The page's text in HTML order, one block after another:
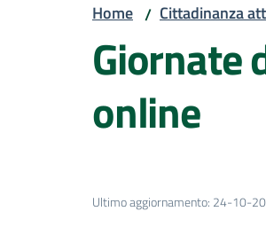
Home / Cittadinanza
Giornate
online
Ultimo aggiornamento: 24-10-